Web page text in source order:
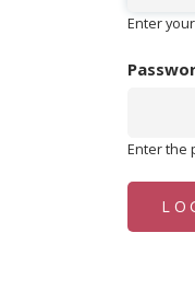
Enter
Enter the